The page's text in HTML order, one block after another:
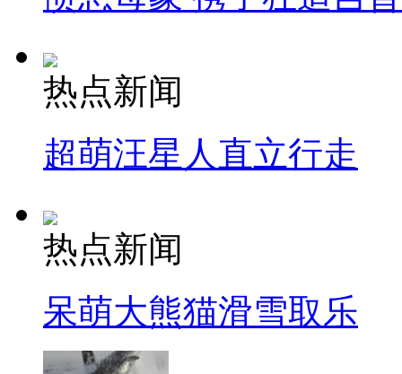
热点新闻
超萌汪星人直立行走
热点新闻
呆萌大熊猫滑雪取乐